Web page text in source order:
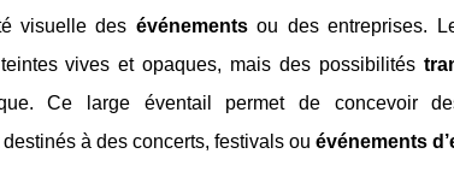
visuelle des événementsou des entreprises.
vives et opaques, mais des possibilités
Ce large éventail permet de concevoir
à des concerts, festivals ou événements